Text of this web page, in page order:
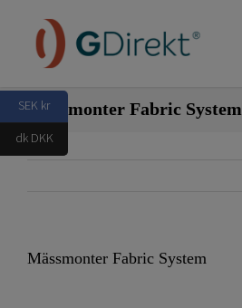
innehållet
Mässmonter Fabric System
Mässmonter Fabric System
SEK kr
dk DKK